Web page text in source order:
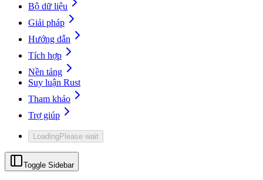
Bộ dữ liệu
Giải pháp
Hướng dẫn
Tích hợp
Nền tảng
Suy luận Rust
Tham khảo
Trợ giúp
LoadingPlease wait
Toggle Sidebar